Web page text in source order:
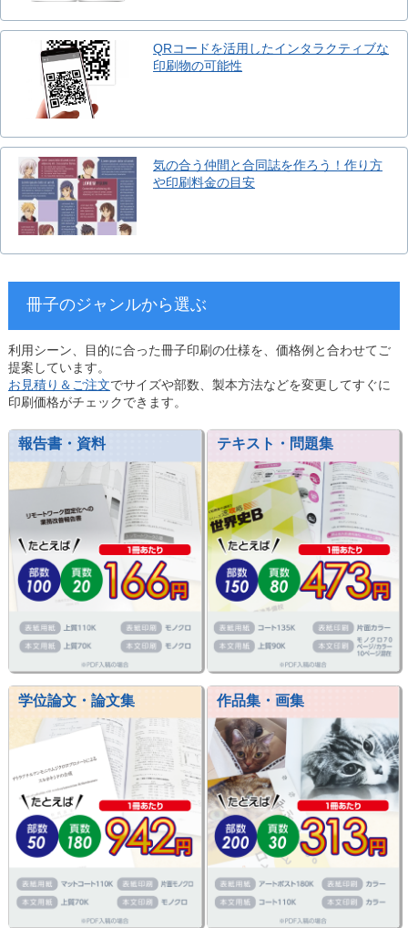
QRコードを活用したインタラクティブな
印刷物の可能性
気の合う仲間と合同誌を作ろう！作り方
や印刷料金の目安
冊子のジャンルから選ぶ
利用シーン、目的に合った冊子印刷の仕様を、価格例と合わせてご
提案しています。
お見積り＆ご注文でサイズや部数、製本方法などを変更してすぐに
印刷価格がチェックできます。
報告書・資料 テキスト・問題集
学位論文・論文集 作品集・画集